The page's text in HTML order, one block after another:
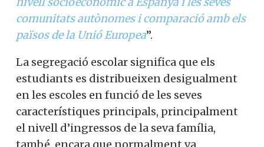
nivell socioeconòmic a Espanya i les seves
comunitats autònomes i comparació amb
els països de la Unió Europea
La segregació escolar significa que els
estudiants es distribueixen desigualment
en les escoles en funció de les seves
característiques principals, principalment
el nivell d’ingressos de la seva família,